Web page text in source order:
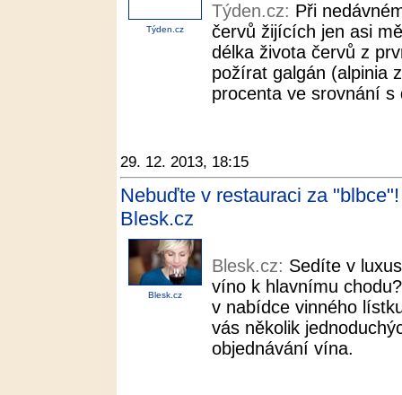
Týden.cz
Týden.cz: Při
červů žijících jen asi
délka života červů z
požírat galgán (alpinia
procenta ve srovnání s
29. 12. 2013, 18:15
Nebuďte v restauraci za
Blesk.cz
Blesk.cz
Blesk.cz: Sedíte v
víno k hlavnímu
v nabídce vinného
vás několik
objednávání vína.